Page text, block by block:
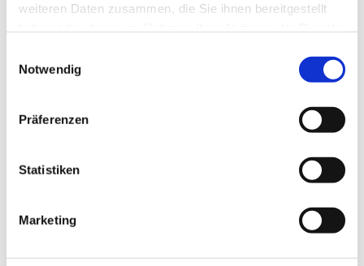
weiteren Daten zusammen, die Sie ihnen bereitgestellt
Notwendig
Präferenzen
Statistiken
Marketing